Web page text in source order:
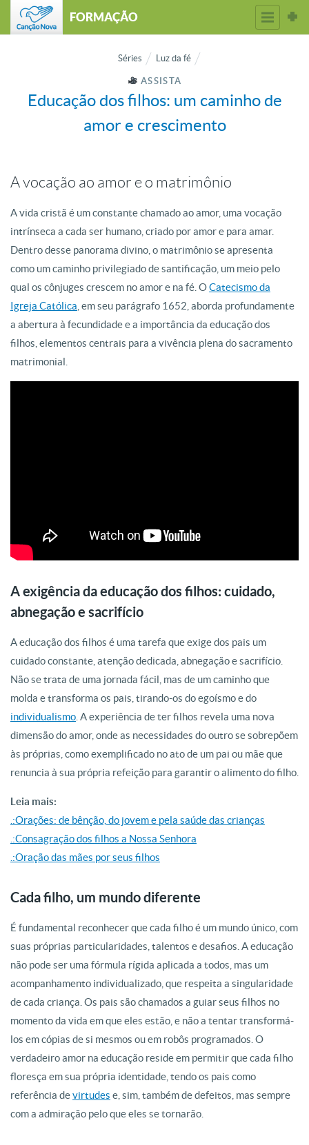
FORMAÇÃO
Séries Luz da fé
ASSISTA
Educação dos filhos: um caminho de
amor e crescimento
A vocação ao amor e o matrimônio
A vida cristã é um constante chamado ao amor, uma vocação
intrínseca a cada ser humano, criado por amor e para amar.
Dentro desse panorama divino, o matrimônio se apresenta
como um caminho privilegiado de santificação, um meio pelo
qual os cônjuges crescem no amor e na fé. OCatecismo da
Igreja Católica , em seu parágrafo 1652, aborda profundamente
a abertura à fecundidade e a importância da educação dos
filhos, elementos centrais para a vivência plena do sacramento
matrimonial.
A exigência da educação dos filhos: cuidado,
abnegação e sacrifício
A educação dos filhos é uma tarefa que exige dos pais um
cuidado constante, atenção dedicada, abnegação e sacrifício.
Não se trata de uma jornada fácil, mas de um caminho que
molda e transforma os pais, tirando-os do egoísmo e do
individualismo . A experiência de ter filhos revela uma nova
dimensão do amor, onde as necessidades do outro se sobrepõem
às próprias, como exemplificado no ato de um pai ou mãe que
renuncia à sua própria refeição para garantir o alimento do filho.
Leia mais:
.:Orações: de bênção, do jovem e pela saúde das crianças
.:Consagração dos filhos a Nossa Senhora
.:Oração das mães por seus filhos
Cada filho, um mundo diferente
É fundamental reconhecer que cada filho é um mundo único, com
suas próprias particularidades, talentos e desafios. A educação
não pode ser uma fórmula rígida aplicada a todos, mas um
acompanhamento individualizado, que respeita a singularidade
de cada criança. Os pais são chamados a guiar seus filhos no
momento da vida em que eles estão, e não a tentar transformá-
los em cópias de si mesmos ou em robôs programados. O
verdadeiro amor na educação reside em permitir que cada filho
floresça em sua própria identidade, tendo os pais como
referência devirtudes e, sim, também de defeitos, mas sempre
com a admiração pelo que eles se tornarão.